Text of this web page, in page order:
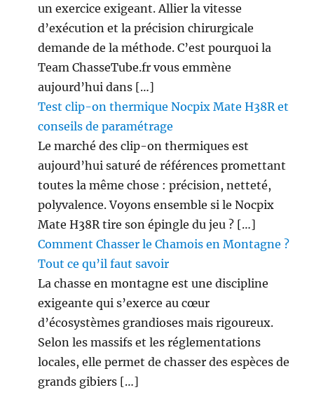
un exercice exigeant. Allier la vitesse
d’exécution et la précision chirurgicale
demande de la méthode. C’est pourquoi la
Team ChasseTube.fr vous emmène
aujourd’hui dans […]
Test clip-on thermique Nocpix Mate H38R et
conseils de paramétrage
Le marché des clip-on thermiques est
aujourd’hui saturé de références promettant
toutes la même chose : précision, netteté,
polyvalence. Voyons ensemble si le Nocpix
Mate H38R tire son épingle du jeu ? […]
Comment Chasser le Chamois en Montagne ?
Tout ce qu’il faut savoir
La chasse en montagne est une discipline
exigeante qui s’exerce au cœur
d’écosystèmes grandioses mais rigoureux.
Selon les massifs et les réglementations
locales, elle permet de chasser des espèces de
grands gibiers […]